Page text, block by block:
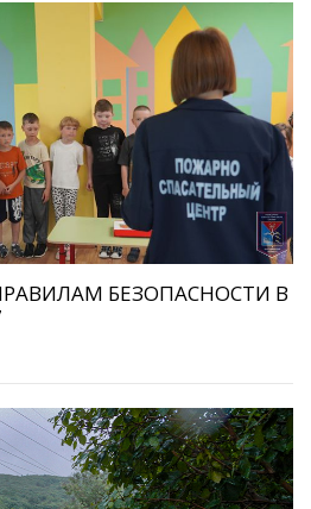
БЕЗОПАСНОСТИ В